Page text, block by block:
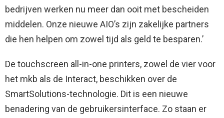
bedrijven werken nu meer dan ooit met bescheiden
middelen. Onze nieuwe AIO’s zijn zakelijke partners
die hen helpen om zowel tijd als geld te besparen.’
De touchscreen all-in-one printers, zowel de vier voor
het mkb als de Interact, beschikken over de
SmartSolutions-technologie. Dit is een nieuwe
benadering van de gebruikersinterface. Zo staan er